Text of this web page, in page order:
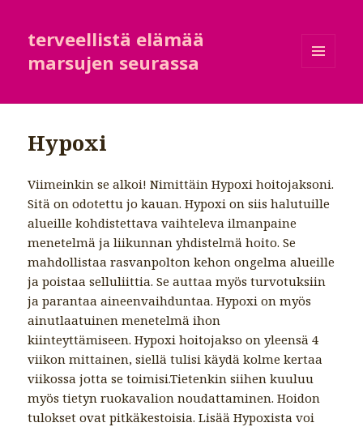
terveellistä elämää
marsujen seurassa
VIMPAIMET
Hypoxi
Viimeinkin se alkoi! Nimittäin Hypoxi hoitojaksoni.
Sitä on odotettu jo kauan. Hypoxi on siis halutuille
alueille kohdistettava vaihteleva ilmanpaine
menetelmä ja liikunnan yhdistelmä hoito. Se
mahdollistaa rasvanpolton kehon ongelma alueille
ja poistaa selluliittia. Se auttaa myös turvotuksiin
ja parantaa aineenvaihduntaa. Hypoxi on myös
ainutlaatuinen menetelmä ihon
kiinteyttämiseen. Hypoxi hoitojakso on yleensä 4
viikon mittainen, siellä tulisi käydä kolme kertaa
viikossa jotta se toimisi.Tietenkin siihen kuuluu
myös tietyn ruokavalion noudattaminen. Hoidon
tulokset ovat pitkäkestoisia. Lisää Hypoxista voi